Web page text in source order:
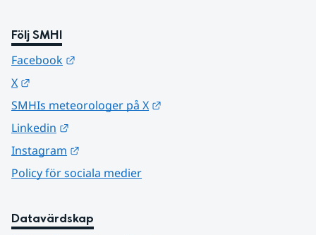
Följ SMHI
Facebook
X
SMHIs meteorologer på X
Linkedin
Instagram
Policy för sociala medier
Datavärdskap